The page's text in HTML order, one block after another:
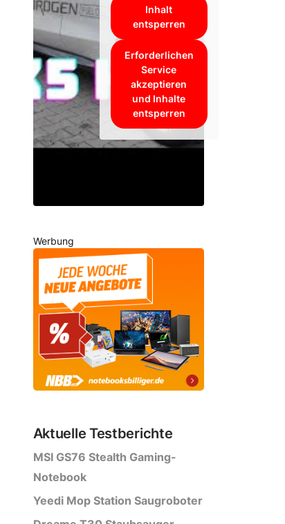
Inhalt
entsperren
Erforderlichen
Service
akzeptieren
und Inhalte
entsperren
Werbung
Aktuelle Testberichte
MSI GS76 Stealth Gaming-
Notebook
Yeedi Mop Station Saugroboter